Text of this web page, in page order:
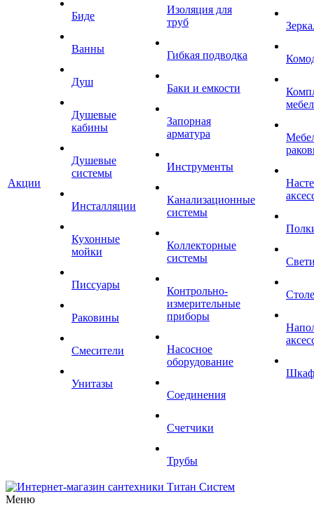
Акции
Биде
Ванны
Душ
Душевые
кабины
Душевые
системы
Инсталляции
Кухонные
мойки
Писсуары
Раковины
Смесители
Унитазы
Изоляция для
труб
Гибкая подводка
Баки и емкости
Запорная
арматура
Инструменты
Канализационные
системы
Коллекторные
системы
Контрольно-
измерительные
приборы
Насосное
оборудование
Соединения
Счетчики
Трубы
Меню